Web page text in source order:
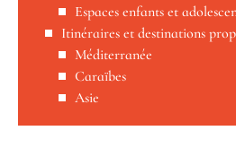
Espaces enfants et
Itinéraires et destinations
Méditerranée
Caraïbes
Asie